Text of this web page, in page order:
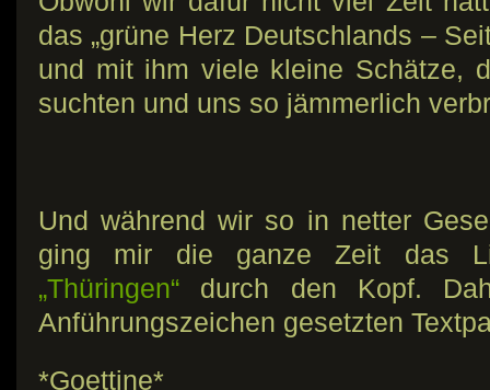
das „grüne Herz Deutschlands –
und mit ihm viele kleine Schätze,
suchten und uns so jämmerlich
Und während wir so in netter
ging mir die ganze Zeit das
„Thüringen“ durch den Kopf.
Anführungszeichen gesetzten
*Goettine*